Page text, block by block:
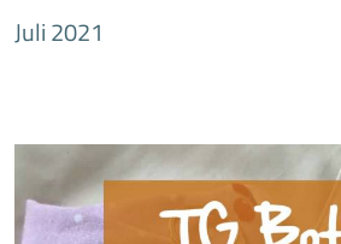
Juli 2021